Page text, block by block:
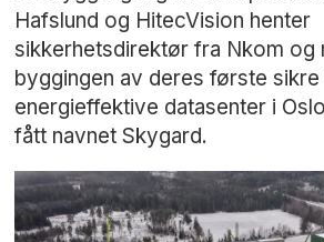
Hafslund og HitecVision henter
sikkerhetsdirektør fra Nkom og
byggingen av deres første sikre
energieffektive datasenter i
fått navnet Skygard.